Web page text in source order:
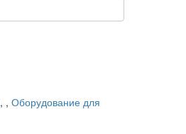
, , Оборудование для